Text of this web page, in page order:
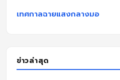
เทศกาลฉายแสงกลางมอ
ข่าวล่าสุด